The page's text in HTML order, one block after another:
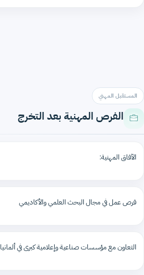
المستقبل المهني
الفرص المهنية بعد التخرج
الآفاق المهنية:
فرص عمل في مجال البحث العلمي والأكاديمي
التعاون مع مؤسسات صناعية وإعلامية كبرى في ألمانيا